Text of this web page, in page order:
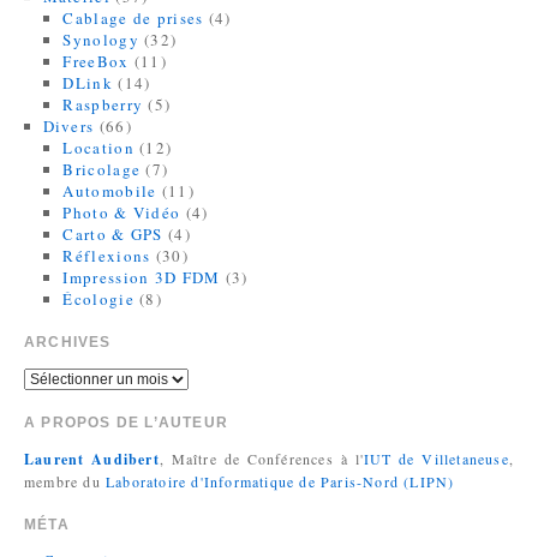
Cablage de prises (4)
Synology (32)
FreeBox (11)
DLink (14)
Raspberry (5)
Divers (66)
Location (12)
Bricolage (7)
Automobile (11)
Photo & Vidéo (4)
Carto & GPS (4)
Réflexions (30)
Impression 3D FDM (3)
Écologie (8)
ARCHIVES
A PROPOS DE L’AUTEUR
Laurent Audibert , Maître de Conférences à l'IUT de Villetaneuse
membre du Laboratoire d'Informatique de Paris-Nord (LIPN)
MÉTA